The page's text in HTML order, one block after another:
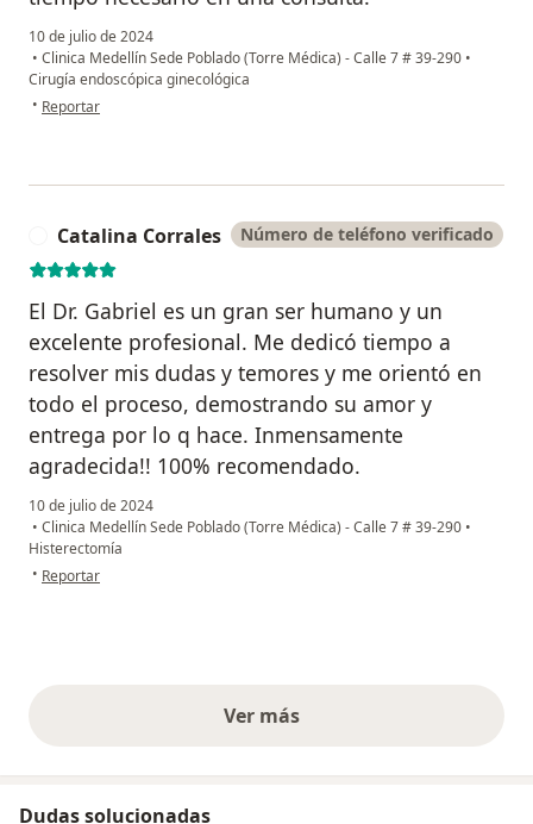
10 de julio de 2024
• Clinica Medellín Sede Poblado (Torre Médica) - Calle 7 # 39-290 •
Cirugía endoscópica ginecológica
• en opinión del usuario María Eugenia londoño
Reportar
Catalina Corrales Número de teléfono verificado
El Dr. Gabriel es un gran ser humano y un
excelente profesional. Me dedicó tiempo a
resolver mis dudas y temores y me orientó en
todo el proceso, demostrando su amor y
entrega por lo q hace. Inmensamente
agradecida!! 100% recomendado.
10 de julio de 2024
• Clinica Medellín Sede Poblado (Torre Médica) - Calle 7 # 39-290 •
Histerectomía
• en opinión del usuario Catalina Corrales
Reportar
Ver másopiniones anteriores
Dudas solucionadas